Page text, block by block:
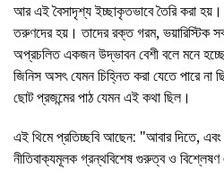
আর এই বৈসাদৃশ্য ইচ্ছাকৃতভাবে তৈরি করা হয়।
তরুণদের হয়। তাদের রক্ত গরম, ভয়ারিস্টিক
অপ্রচলিত একজন উদ্ভাবন বেশী বলে মনে
জিনিস অসৎ যেমন চিহ্নিত করা যেতে পারে
ছোট প্রজন্মের পাঠ যেমন এই কথা ছিল।
এই থিমে প্রতিচ্ছবি আছেন: "আবার দিতে, এবং
নীতিবাক্যমূলক গ্রন্থবিশেষ গুরুত্ব ও বিশ্লেষণ